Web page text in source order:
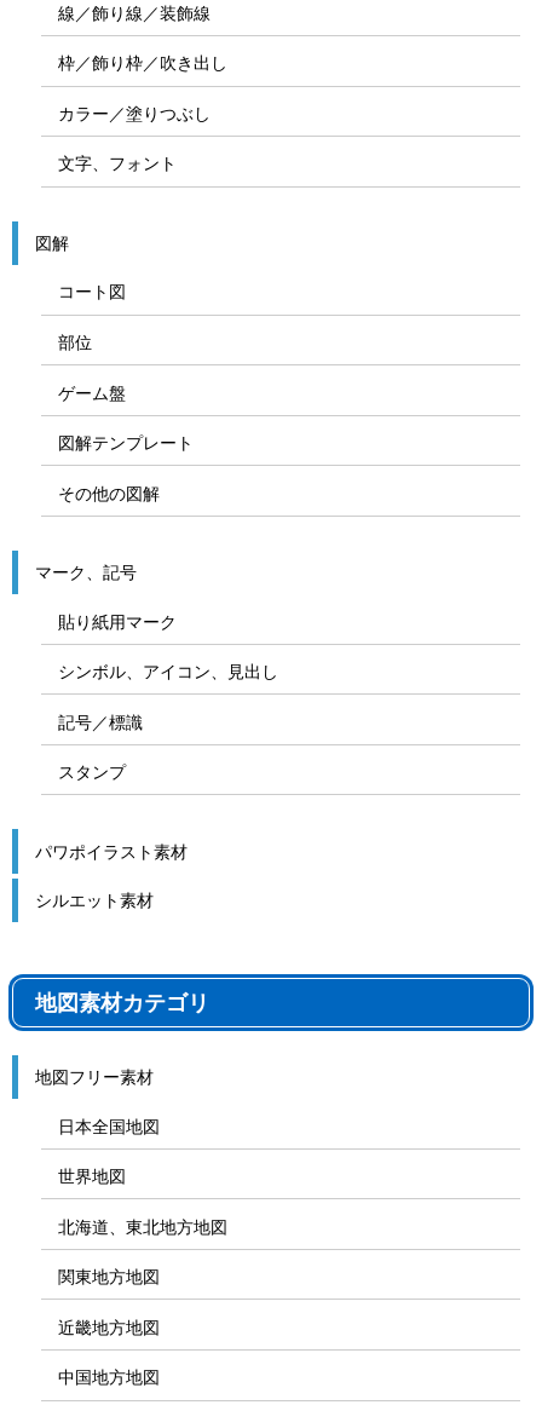
線／飾り線／装飾線
枠／飾り枠／吹き出し
カラー／塗りつぶし
文字、フォント
図解
コート図
部位
ゲーム盤
図解テンプレート
その他の図解
マーク、記号
貼り紙用マーク
シンボル、アイコン、見出し
記号／標識
スタンプ
パワポイラスト素材
シルエット素材
地図素材カテゴリ
地図フリー素材
日本全国地図
世界地図
北海道、東北地方地図
関東地方地図
近畿地方地図
中国地方地図